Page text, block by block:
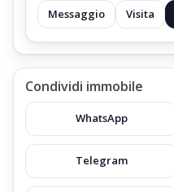
Messaggio Visita
Condividi immobile
WhatsApp
Telegram